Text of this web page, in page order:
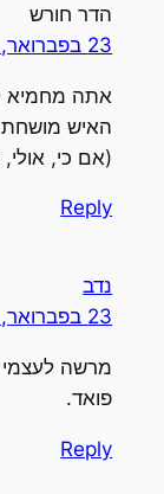
הדר חורש
23 בפברואר, 2014
אתה מחמיא
האיש מושחת
(אם כי,
Reply
נדב
23 בפברואר, 2014
מרשה לעצמי
פואד.
Reply